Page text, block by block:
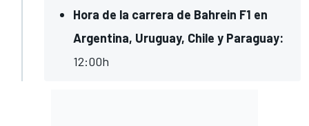
Hora de la carrera de Bahrein F1 en
Argentina, Uruguay, Chile y Paraguay:
12:00h